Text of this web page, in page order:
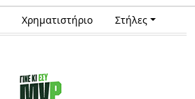
Χρηματιστήριο Στήλες